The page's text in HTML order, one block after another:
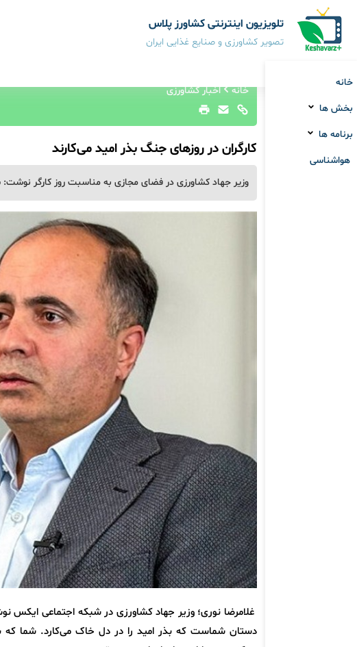
تلویزیون اینترنتی کشاورز پلاس
تصویر کشاورزی و صنایع غذایی ایران
خانه
بخش ها
برنامه ها
هواشناسی
خانه اخبار کشاورزی
کارگران در روزهای جنگ بذر امید می‌کارند
وزیر جهاد کشاورزی در فضای مجازی به مناسبت روز کارگر
غلامرضا نوری؛ وزیر جهاد کشاورزی در شبکه اجتماعی
دستان شماست که بذر امید را در دل خاک می‌کارد. شما